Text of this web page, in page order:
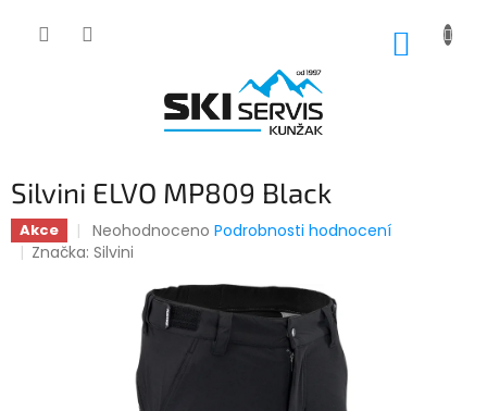
Silvini ELVO MP809 Black
Akce
Průměrné
hodnocení
hvězdiček.
Neohodnoceno Podrobnosti hodnocení
Značka:Silvini